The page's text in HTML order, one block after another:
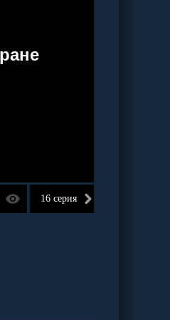
16 серия